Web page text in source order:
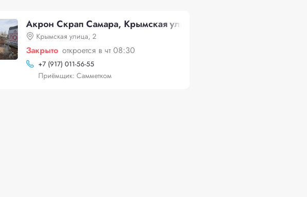
Акрон Скрап Самара, Крымская улица, 2
Крымская улица, 2
Закрыто откроется в чт 08:30
+7 (917) 011-56-55
Приёмщик: Самметком